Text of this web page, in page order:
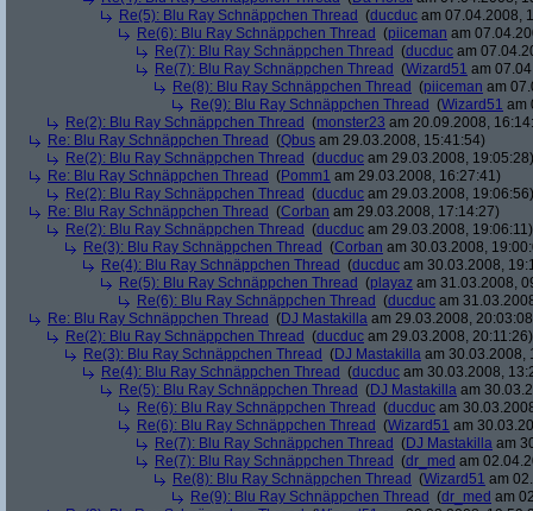
Re(5): Blu Ray Schnäppchen Thread (ducduc am 07.04.2008,
Re(6): Blu Ray Schnäppchen Thread (piiceman am
Re(7): Blu Ray Schnäppchen Thread (ducduc am
Re(7): Blu Ray Schnäppchen Thread (Wizard51 am
Re(8): Blu Ray Schnäppchen Thread (piiceman am
Re(9): Blu Ray Schnäppchen Thread (Wizard51 am
Re(2): Blu Ray Schnäppchen Thread (monster23 am 20.09.2008,
Re: Blu Ray Schnäppchen Thread (Qbus am 29.03.2008, 15:41:54)
Re(2): Blu Ray Schnäppchen Thread (ducduc am 29.03.2008, 19:05:28)
Re: Blu Ray Schnäppchen Thread (Pomm1 am 29.03.2008, 16:27:41)
Re(2): Blu Ray Schnäppchen Thread (ducduc am 29.03.2008, 19:06:56)
Re: Blu Ray Schnäppchen Thread (Corban am 29.03.2008, 17:14:27)
Re(2): Blu Ray Schnäppchen Thread (ducduc am 29.03.2008, 19:06:11)
Re(3): Blu Ray Schnäppchen Thread (Corban am 30.03.2008,
Re(4): Blu Ray Schnäppchen Thread (ducduc am 30.03.2008,
Re(5): Blu Ray Schnäppchen Thread (playaz am 31.03.2008,
Re(6): Blu Ray Schnäppchen Thread (ducduc am
Re: Blu Ray Schnäppchen Thread (DJ Mastakilla am 29.03.2008,
Re(2): Blu Ray Schnäppchen Thread (ducduc am 29.03.2008, 20:11:26)
Re(3): Blu Ray Schnäppchen Thread (DJ Mastakilla am 30.03.2008,
Re(4): Blu Ray Schnäppchen Thread (ducduc am 30.03.2008,
Re(5): Blu Ray Schnäppchen Thread (DJ Mastakilla am
Re(6): Blu Ray Schnäppchen Thread (ducduc am
Re(6): Blu Ray Schnäppchen Thread (Wizard51 am
Re(7): Blu Ray Schnäppchen Thread (DJ Mastakilla am
Re(7): Blu Ray Schnäppchen Thread (dr_med am
Re(8): Blu Ray Schnäppchen Thread (Wizard51 am
Re(9): Blu Ray Schnäppchen Thread (dr_med am